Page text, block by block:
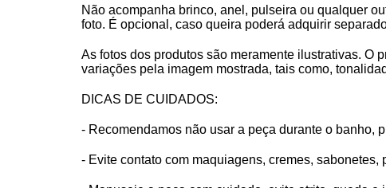
Não acompanha brinco, anel, pulseira ou qualquer
foto. É opcional, caso queira poderá adquirir
As fotos dos produtos são meramente ilustrativas. O
variações pela imagem mostrada, tais como,
DICAS DE CUIDADOS:
- Recomendamos não usar a peça durante o banho,
- Evite contato com maquiagens, cremes, sabonetes,